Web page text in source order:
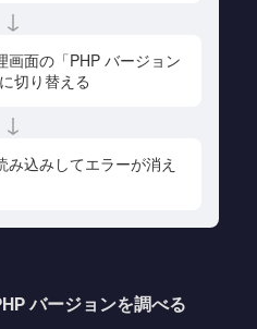
↓
画面の「PHP バージョン
切り替える
↓
み込みしてエラーが消え
バージョンを調べる